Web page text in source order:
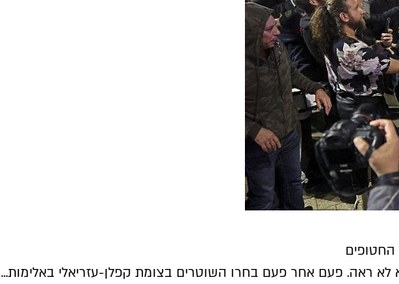
החטופים
לא ראה. פעם אחר פעם בחרו השוטרים בצומת קפלן-עזריאלי באלימות...